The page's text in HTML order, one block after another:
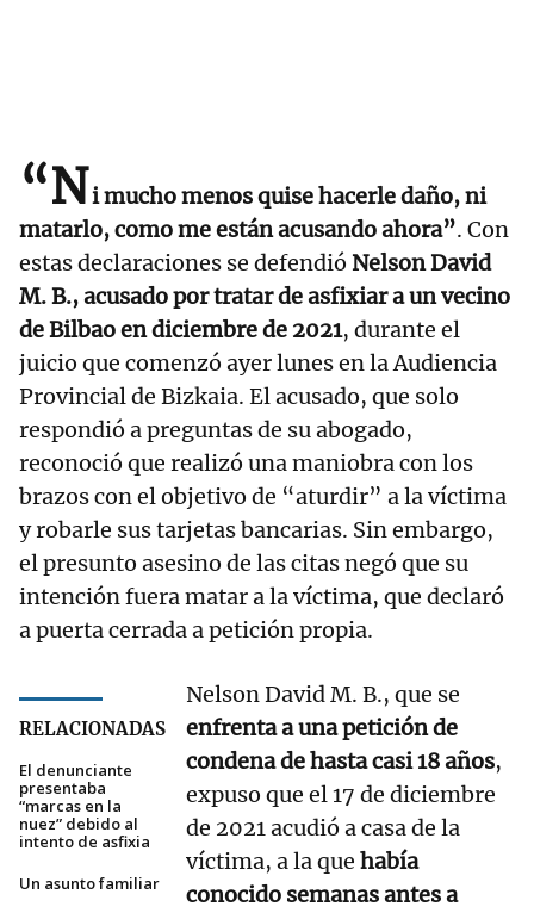
“Ni mucho menos quise hacerle daño, ni
matarlo, como me están acusando ahora”. Con
estas declaraciones se defendió Nelson David
M. B., acusado por tratar de asfixiar a un vecino
de Bilbao en diciembre de 2021, durante el
juicio que comenzó ayer lunes en la Audiencia
Provincial de Bizkaia. El acusado, que solo
respondió a preguntas de su abogado,
reconoció que realizó una maniobra con los
brazos con el objetivo de “aturdir” a la víctima
y robarle sus tarjetas bancarias. Sin embargo,
el presunto asesino de las citas negó que su
intención fuera matar a la víctima, que declaró
a puerta cerrada a petición propia.
RELACIONADAS
El denunciante
presentaba
“marcas en la
nuez” debido al
intento de asfixia
Un asunto familiar
Nelson David M. B., que se
enfrenta a una petición de
condena de hasta casi 18 años,
expuso que el 17 de diciembre
de 2021 acudió a casa de la
víctima, a la que había
conocido semanas antes a